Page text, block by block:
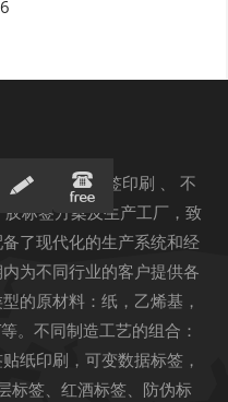
一家“ 深圳标签印刷 、 不
标签方案及生产工厂，致
了现代化的生产系统和经
为不同行业的客户提供各
的原材料：纸，乙烯基，
。不同制造工艺的组合：
纸印刷，可变数据标签，
标签、红酒标签、防伪标